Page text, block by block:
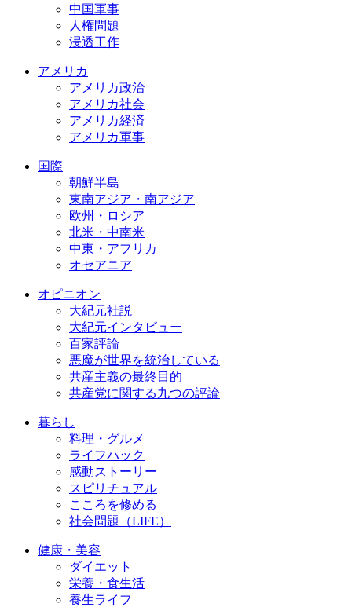
中国軍事
人権問題
浸透工作
アメリカ
アメリカ政治
アメリカ社会
アメリカ経済
アメリカ軍事
国際
朝鮮半島
東南アジア・南アジア
欧州・ロシア
北米・中南米
中東・アフリカ
オセアニア
オピニオン
大紀元社説
大紀元インタビュー
百家評論
悪魔が世界を統治している
共産主義の最終目的
共産党に関する九つの評論
暮らし
料理・グルメ
ライフハック
感動ストーリー
スピリチュアル
こころを修める
社会問題（LIFE）
健康・美容
ダイエット
栄養・食生活
養生ライフ